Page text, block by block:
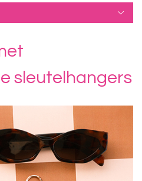
sleutelhangers